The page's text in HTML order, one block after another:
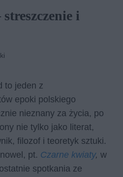
i
to jeden z
epoki polskiego
nieznany za życia, po
nie tylko jako literat,
filozof i teoretyk sztuki.
pt. Czarne kwiaty, w
spotkania ze